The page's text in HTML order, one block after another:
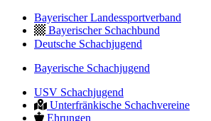
Bayerischer Landessportverband
Bayerischer Schachbund
Deutsche Schachjugend
Bayerische Schachjugend
USV Schachjugend
Unterfränkische Schachvereine
Ehrungen